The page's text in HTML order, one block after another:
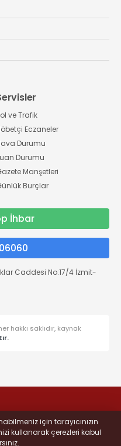
ve Trafik
Eczaneler
Durumu
Durumu
Manşetleri
Burçlar
İhbar
Caddesi No:17/4 İzmit-
hakkı saklıdır, kaynak
için tarayıcınızın
kullanarak çerezleri kabul